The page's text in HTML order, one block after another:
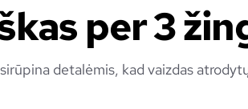
per 3
detalėmis, kad vaizdas